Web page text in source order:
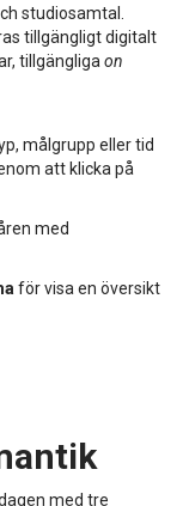
studiosamtal.
tillgängligt digitalt
tillgängliga on
målgrupp eller tid
att klicka på
med
för visa en översikt
med tre